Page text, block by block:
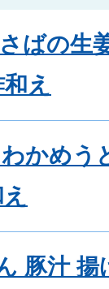
ばの生
え
かめう
豚汁